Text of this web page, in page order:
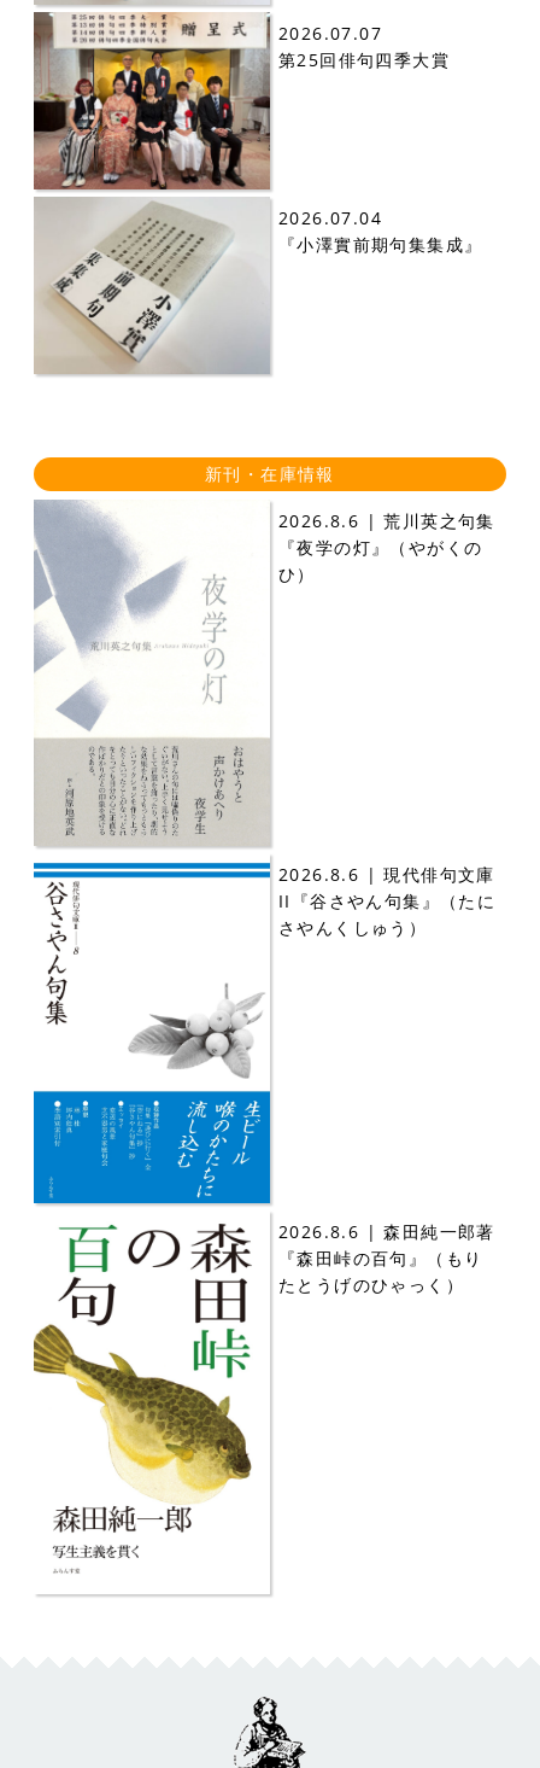
2026.07.07
第25回俳句四季大賞
2026.07.04
『小澤實前期句集集成』
新刊・在庫情報
2026.8.6 | 荒川英之句集
『夜学の灯』（やがくの
ひ）
2026.8.6 | 現代俳句文庫
II『谷さやん句集』（たに
さやんくしゅう）
2026.8.6 | 森田純一郎著
『森田峠の百句』（もり
たとうげのひゃっく）